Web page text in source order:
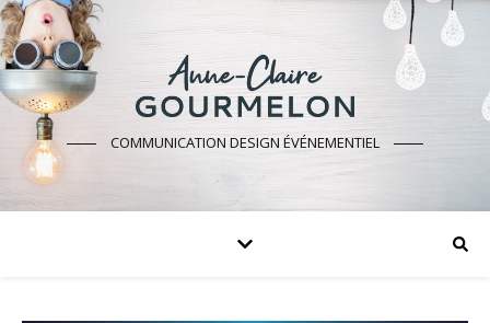
COMMUNICATION DESIGN ÉVÉNEMENTIEL